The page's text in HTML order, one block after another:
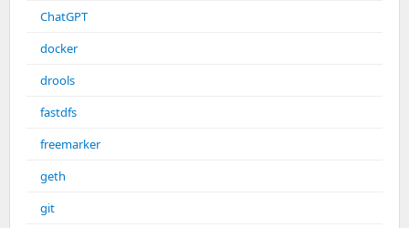
ChatGPT
docker
drools
fastdfs
freemarker
geth
git